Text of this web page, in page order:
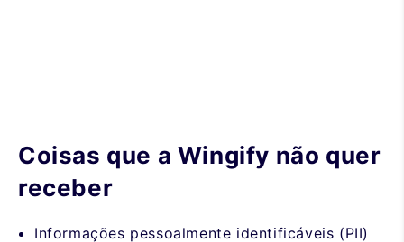
Coisas que a Wingify não quer
receber
Informações pessoalmente identificáveis (PII)